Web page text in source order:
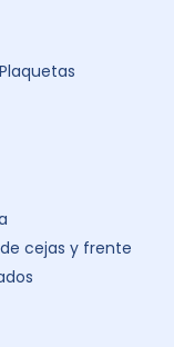
cejas y frente